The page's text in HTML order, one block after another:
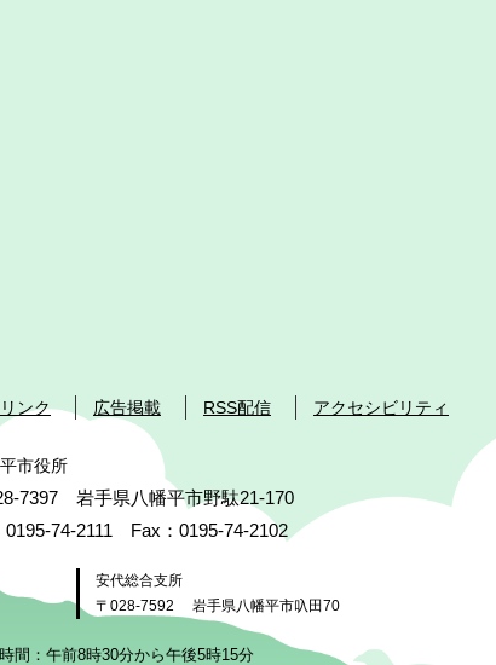
ンク 広告掲載 RSS配信 アクセシビリティ
市役所
7397 岩手県八幡平市野駄21-170
0195-74-2111 Fax：0195-74-2102
安代総合支所
〒028-7592
岩手県八幡平市叺田70
間：午前8時30分から午後5時15分